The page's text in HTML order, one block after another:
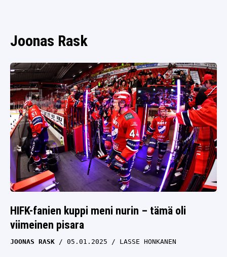
Joonas Rask
HIFK-fanien kuppi meni nurin – tämä oli
viimeinen pisara
JOONAS RASK 05.01.2025 LASSE HONKANEN